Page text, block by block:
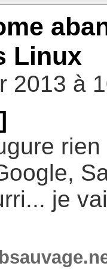
Linux
2013 à
je